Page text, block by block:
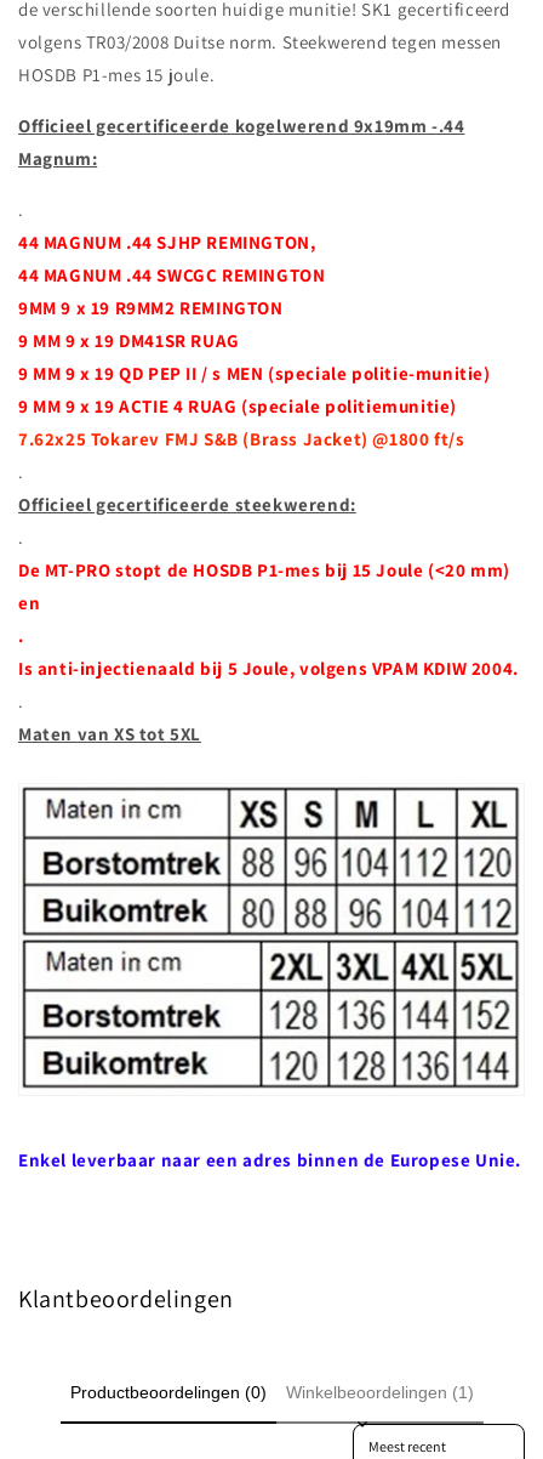
de verschillende soorten huidige munitie! SK1 gecertificeerd
volgens TR03/2008 Duitse norm. Steekwerend tegen messen
HOSDB P1-mes 15 joule.
Officieel gecertificeerde kogelwerend 9x19mm -.44
Magnum:
.
44 MAGNUM .44 SJHP REMINGTON,
44 MAGNUM .44 SWCGC REMINGTON
9MM 9 x 19 R9MM2 REMINGTON
9 MM 9 x 19 DM41SR RUAG
9 MM 9 x 19 QD PEP II / s MEN (speciale politie-munitie)
9 MM 9 x 19 ACTIE 4 RUAG (speciale politiemunitie)
7.62x25 Tokarev FMJ S&B (Brass Jacket) @1800 ft/s
.
Officieel gecertificeerde steekwerend:
.
De MT-PRO stopt de HOSDB P1-mes bij 15 Joule (<20 mm)
en
.
Is anti-injectienaald bij 5 Joule, volgens VPAM KDIW 2004.
.
Maten van XS tot 5XL
Enkel leverbaar naar een adres binnen de Europese Unie.
Klantbeoordelingen
Productbeoordelingen (0) Winkelbeoordelingen (1)
Sort reviews by